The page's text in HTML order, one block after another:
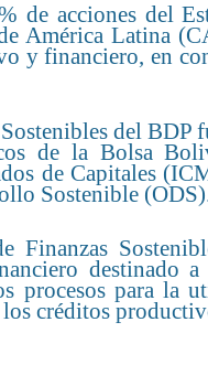
de acciones del
América Latina
y financiero, en
del BDP
de la Bolsa
de Capitales
Sostenible
Finanzas
destinado
procesos para la
créditos